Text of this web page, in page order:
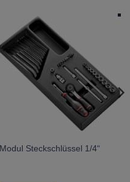
Modul Steckschlüssel 1/4“